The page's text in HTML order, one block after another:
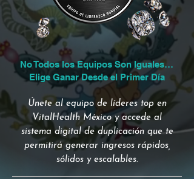
No Todos los Equipos Son Iguales…
Elige Ganar Desde el Primer Día
Únete al equipo de líderes top en
VitalHealth México y accede al
sistema digital de duplicación que te
permitirá generar ingresos rápidos,
sólidos y escalables.